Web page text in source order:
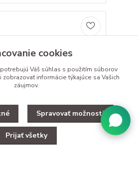
cookies
Váš súhlas s použitím súborov
informácie týkajúce sa Vašich
záujmov.
Spravovať možnosti
Prijať všetky